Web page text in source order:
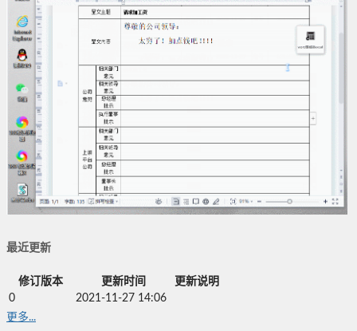
最近更新
修订版本 更新时间
更新说明
0
2021-11-27 14:06
更多...